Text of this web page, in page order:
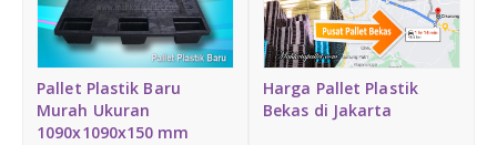
Stretch Film
Opp Tape
Pallet Plastik Baru
Murah Ukuran
1090x1090x150 mm
Harga Pallet Plastik
Bekas di Jakarta